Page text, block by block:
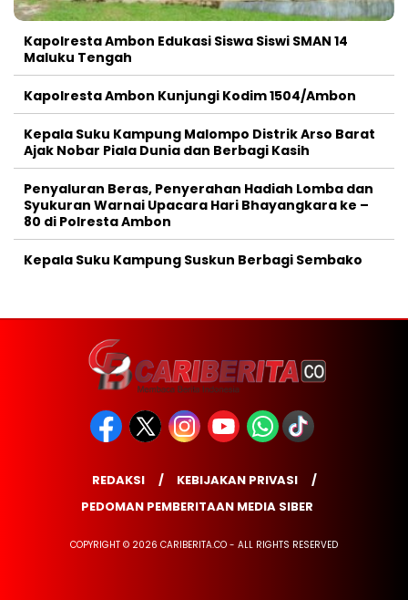
Kapolresta Ambon Edukasi Siswa Siswi SMAN 14
Maluku Tengah
Kapolresta Ambon Kunjungi Kodim 1504/Ambon
Kepala Suku Kampung Malompo Distrik Arso Barat
Ajak Nobar Piala Dunia dan Berbagi Kasih
Penyaluran Beras, Penyerahan Hadiah Lomba dan
Syukuran Warnai Upacara Hari Bhayangkara ke –
80 di Polresta Ambon
Kepala Suku Kampung Suskun Berbagi Sembako
REDAKSI
KEBIJAKAN PRIVASI
PEDOMAN PEMBERITAAN MEDIA SIBER
COPYRIGHT © 2026 CARIBERITA.CO - ALL RIGHTS RESERVED